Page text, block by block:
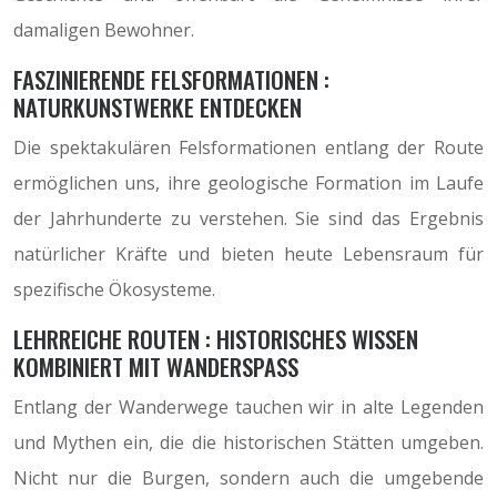
damaligen Bewohner.
FASZINIERENDE FELSFORMATIONEN :
NATURKUNSTWERKE ENTDECKEN
Die spektakulären Felsformationen entlang der Route
ermöglichen uns, ihre geologische Formation im Laufe
der Jahrhunderte zu verstehen. Sie sind das Ergebnis
natürlicher Kräfte und bieten heute Lebensraum für
spezifische Ökosysteme.
LEHRREICHE ROUTEN : HISTORISCHES WISSEN
KOMBINIERT MIT WANDERSPASS
Entlang der Wanderwege tauchen wir in alte Legenden
und Mythen ein, die die historischen Stätten umgeben.
Nicht nur die Burgen, sondern auch die umgebende